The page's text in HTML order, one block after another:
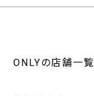
ONLYの店舗一覧